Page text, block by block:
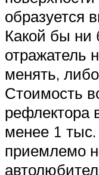
образуется
Какой бы ни
отражатель
менять,
Стоимость
рефлектора
менее 1
приемлемо